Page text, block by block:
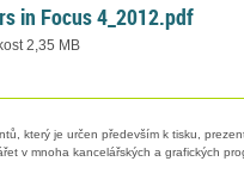
in Focus 4_2012.pdf
2,35 MB
který je určen především k tisku,
v mnoha kancelářských a grafických